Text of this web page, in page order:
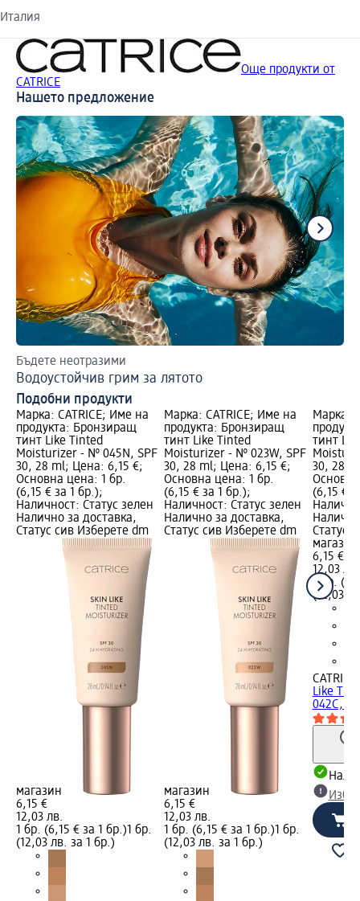
Италия
Още продукти от
CATRICE
Нашето предложение
Бъдете неотразими
Водоустойчив грим за лятото
Подобни продукти
Марка: CATRICE; Име на
продукта: Бронзиращ
тинт Like Tinted
Moisturizer - № 045N, SPF
30, 28 ml; Цена: 6,15 €;
Основна цена: 1 бр.
(6,15 € за 1 бр.);
Наличност: Статус зелен
Налично за доставка,
Статус сив Изберете dm
магазин
6,15 €
12,03 лв.
1 бр. (6,15 € за 1 бр.)1 бр.
(12,03 лв. за 1 бр.)
Марка: CATRICE; Име на
продукта: Бронзиращ
тинт Like Tinted
Moisturizer - № 023W, SPF
30, 28 ml; Цена: 6,15 €;
Основна цена: 1 бр.
(6,15 € за 1 бр.);
Наличност: Статус зелен
Налично за доставка,
Статус сив Изберете dm
магазин
6,15 €
12,03 лв.
1 бр. (6,15 € за 1 бр.)1 бр.
(12,03 лв. за 1 бр.)
Марка:
тинт
30, 28
(6,15 €
Статус
магазин
6,15 €
12,03 лв.
1 бр.
(12,03
CATRICE
Like